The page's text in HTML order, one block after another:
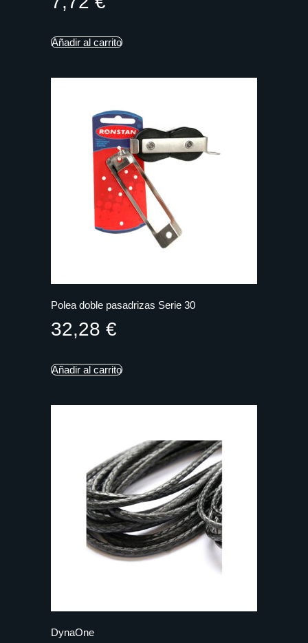
Añadir al carrito
Polea doble pasadrizas Serie 30
32,28 €
Añadir al carrito
DynaOne